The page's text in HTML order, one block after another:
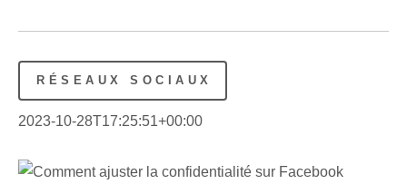
RÉSEAUX SOCIAUX
2023-10-28T17:25:51+00:00